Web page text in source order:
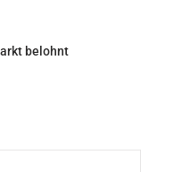
belohnt